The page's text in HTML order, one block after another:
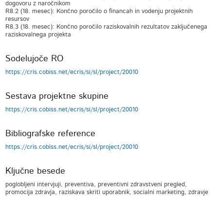
dogovoru z naročnikom
R8.2 (18. mesec): Končno poročilo o financah in vodenju projektnih
resursov
R8.3 (18. mesec): Končno poročilo raziskovalnih rezultatov zaključenega
raziskovalnega projekta
Sodelujoče RO
https://cris.cobiss.net/ecris/si/sl/project/20010
Sestava projektne skupine
https://cris.cobiss.net/ecris/si/sl/project/20010
Bibliografske reference
https://cris.cobiss.net/ecris/si/sl/project/20010
Ključne besede
poglobljeni intervjuji, preventiva, preventivni zdravstveni pregled,
promocija zdravja, raziskava skriti uporabnik, socialni marketing, zdravje